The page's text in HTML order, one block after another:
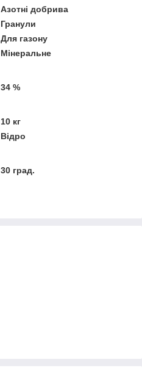
Азотні добрива
Гранули
Для газону
Мінеральне
34 %
10 кг
Відро
30 град.